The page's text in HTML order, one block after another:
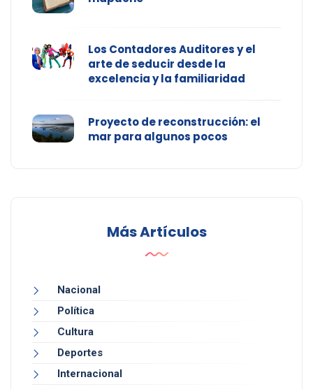
Los Contadores Auditores y el
arte de seducir desde la
excelencia y la familiaridad
Proyecto de reconstrucción: el
mar para algunos pocos
Más Artículos
Nacional
Política
Cultura
Deportes
Internacional